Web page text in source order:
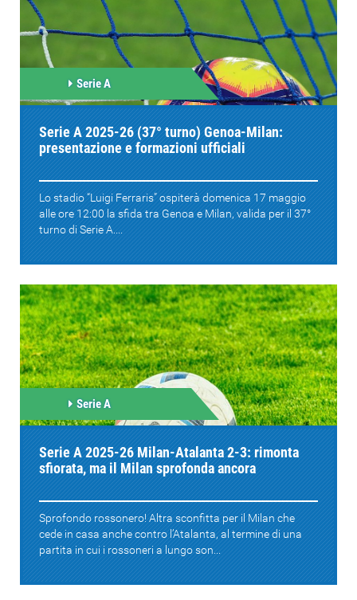
Serie A
Serie A 2025-26 (37° turno) Genoa-Milan:
presentazione e formazioni ufficiali
Lo stadio “Luigi Ferraris” ospiterà domenica 17 maggio
alle ore 12:00 la sfida tra Genoa e Milan, valida per il 37°
turno di Serie A....
Serie A
Serie A 2025-26 Milan-Atalanta 2-3: rimonta
sfiorata, ma il Milan sprofonda ancora
Sprofondo rossonero! Altra sconfitta per il Milan che
cede in casa anche contro l’Atalanta, al termine di una
partita in cui i rossoneri a lungo son...